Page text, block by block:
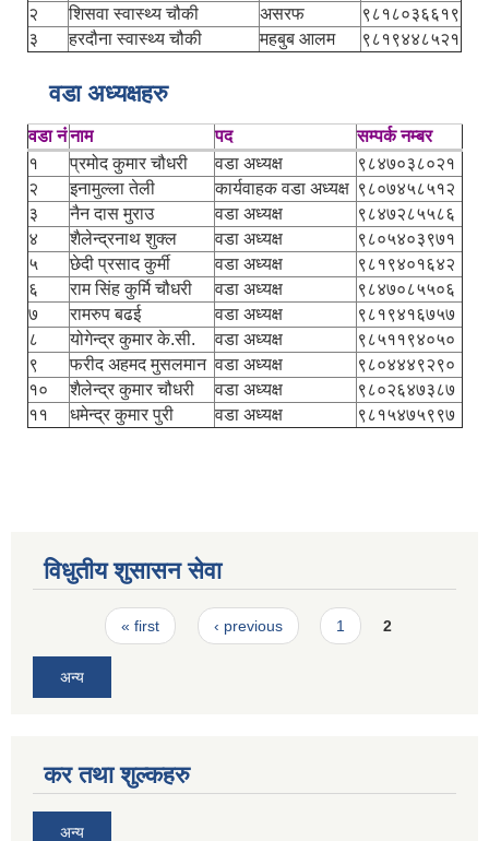
२
शिसवा स्वास्थ्य चौकी असरफ
९८१८०३६६१९
३
हरदौना स्वास्थ्य चौकी महबुब आलम ९८१९४४८५२१
वडा अध्यक्षहरु
वडा नंनाम पद
सम्पर्क नम्बर
१
प्रमोद कुमार चौधरी वडा अध्यक्ष
९८४७०३८०२१
२
इनामुल्ला तेली कार्यवाहक वडा अध्यक्ष ९८०७४५८५१२
३
नैन दास मुराउ वडा अध्यक्ष
९८४७२८५५८६
४
शैलेन्द्रनाथ शुक्ल वडा अध्यक्ष
९८०५४०३९७१
५
छेदी प्रसाद कुर्मी वडा अध्यक्ष
९८१९४०१६४२
६
राम सिंह कुर्मि चौधरी वडा अध्यक्ष
९८४७०८५५०६
७
रामरुप बढई वडा अध्यक्ष
९८१९४१६७५७
८
योगेन्द्र कुमार के.सी. वडा अध्यक्ष
९८५११९४०५०
९
फरीद अहमद मुसलमान वडा अध्यक्ष
९८०४४४९२९०
१०
शैलेन्द्र कुमार चौधरी वडा अध्यक्ष
९८०२६४७३८७
११
धमेन्द्र कुमार पुरी वडा अध्यक्ष ९८१५४७५९९७
विधुतीय शुसासन सेवा
Pages« first ‹ previous 1 2
अन्य
कर तथा शुल्कहरु
अन्य